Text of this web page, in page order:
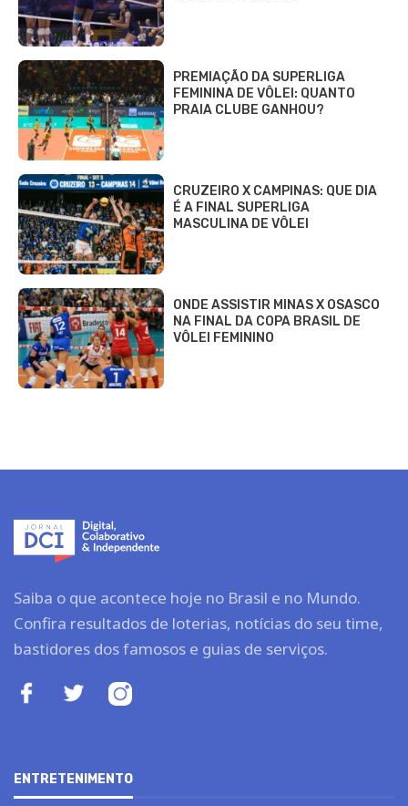
PREMIAÇÃO DA SUPERLIGA
FEMININA DE VÔLEI: QUANTO
PRAIA CLUBE GANHOU?
CRUZEIRO X CAMPINAS: QUE DIA
É A FINAL SUPERLIGA
MASCULINA DE VÔLEI
ONDE ASSISTIR MINAS X OSASCO
NA FINAL DA COPA BRASIL DE
VÔLEI FEMININO
Saiba o que acontece hoje no Brasil e no Mundo.
Confira resultados de loterias, notícias do seu time,
bastidores dos famosos e guias de serviços.
ENTRETENIMENTO